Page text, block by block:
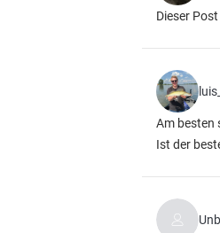
Dieser
Am besten
Ist der